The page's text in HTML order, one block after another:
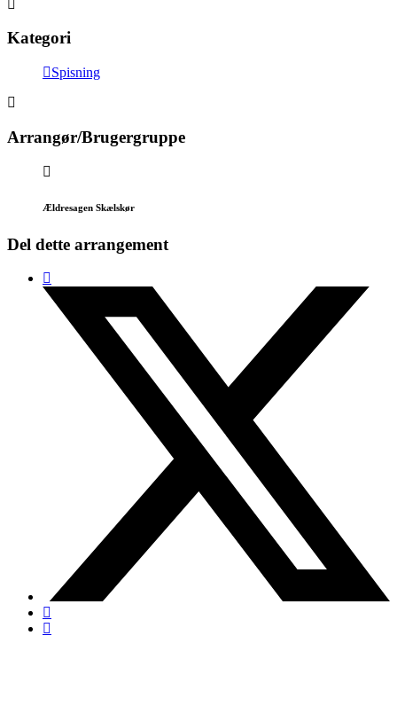
Kategori
Spisning
Arrangør/Brugergruppe
Ældresagen Skælskør
Del dette arrangement